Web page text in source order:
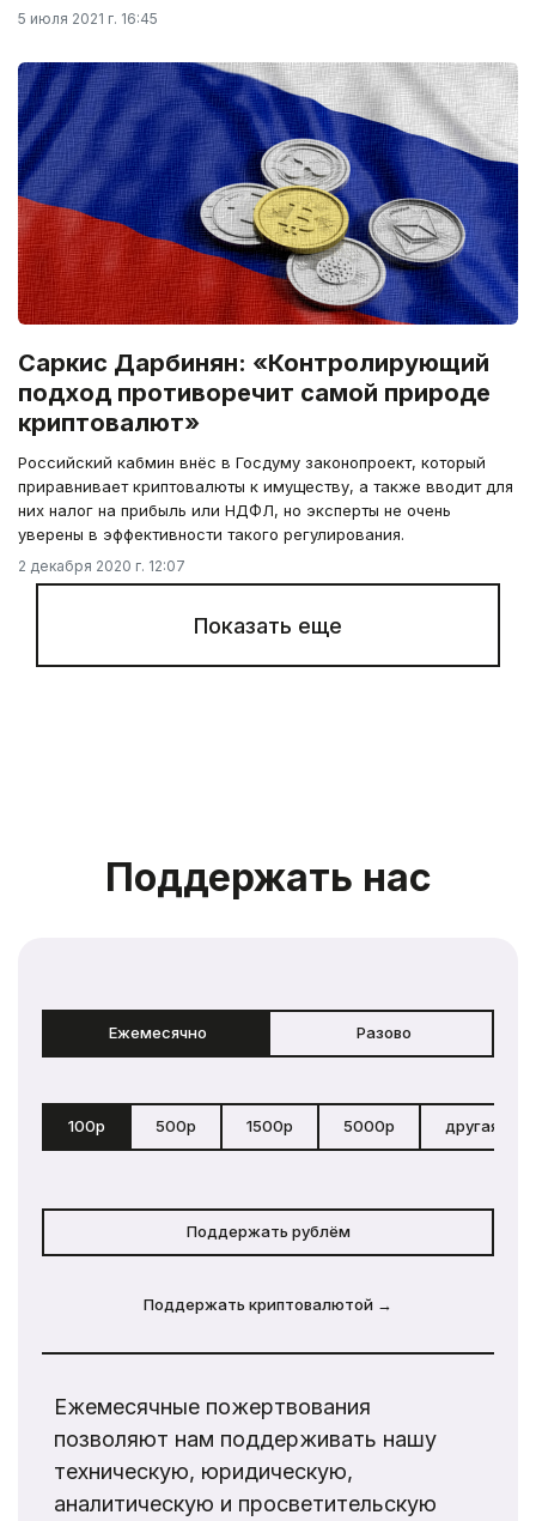
5 июля 2021 г. 16:45
Саркис Дарбинян: «Контролирующий
подход противоречит самой природе
криптовалют»
Российский кабмин внёс в Госдуму законопроект, который
приравнивает криптовалюты к имуществу, а также вводит для
них налог на прибыль или НДФЛ, но эксперты не очень
уверены в эффективности такого регулирования.
2 декабря 2020 г. 12:07
Показать еще
Поддержать нас
Ежемесячно Разово
100р 500р 1500р 5000р другая
Поддержать рублём
Поддержать криптовалютой →
Ежемесячные пожертвования
позволяют нам поддерживать нашу
техническую, юридическую,
аналитическую и просветительскую